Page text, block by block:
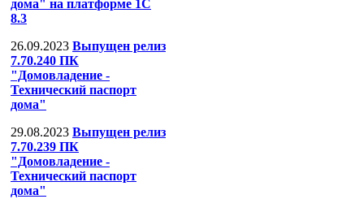
дома" на платформе 1С
8.3
26.09.2023 Выпущен релиз
7.70.240 ПК
"Домовладение -
Технический паспорт
дома"
29.08.2023 Выпущен релиз
7.70.239 ПК
"Домовладение -
Технический паспорт
дома"